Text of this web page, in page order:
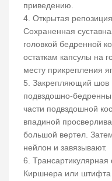
приведению.
4. Открытая
Сохраненная
головкой бедренной
остаткам капсулы на
месту прикрепления
5. Закрепляющий шов
подвздошно-
части подвздошной
впадиной
большой вертел.
нейлон и завязывают.
6.
Киршнера или